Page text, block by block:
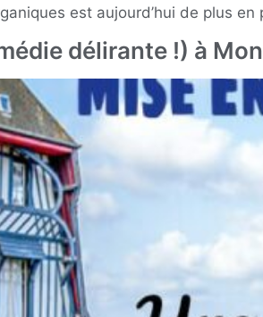
est aujourd’hui de plus en
délirante !) à